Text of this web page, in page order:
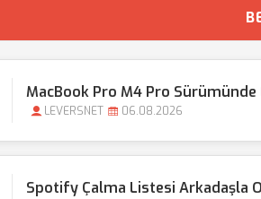
MacBook Pro M4 Pro Sürümünde
LEVERSNET 06.08.2026
Spotify Çalma Listesi Arkadaşla